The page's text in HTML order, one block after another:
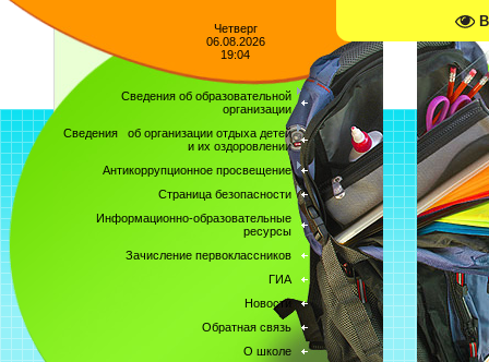
Четверг
06.08.2026
19:04
Сведения об образовательной
организации
Сведения об организации отдыха детей
и их оздоровлении
Антикоррупционное просвещение
Страница безопасности
Информационно-образовательные
ресурсы
Зачисление первоклассников
ГИА
Новости
Обратная связь
О школе